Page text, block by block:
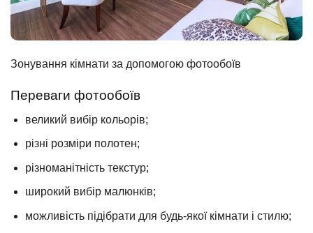
Зонування кімнати за допомогою фотообоїв
Переваги фотообоїв
великий вибір кольорів;
різні розміри полотен;
різноманітність текстур;
широкий вибір малюнків;
можливість підібрати для будь-якої кімнати і стилю;